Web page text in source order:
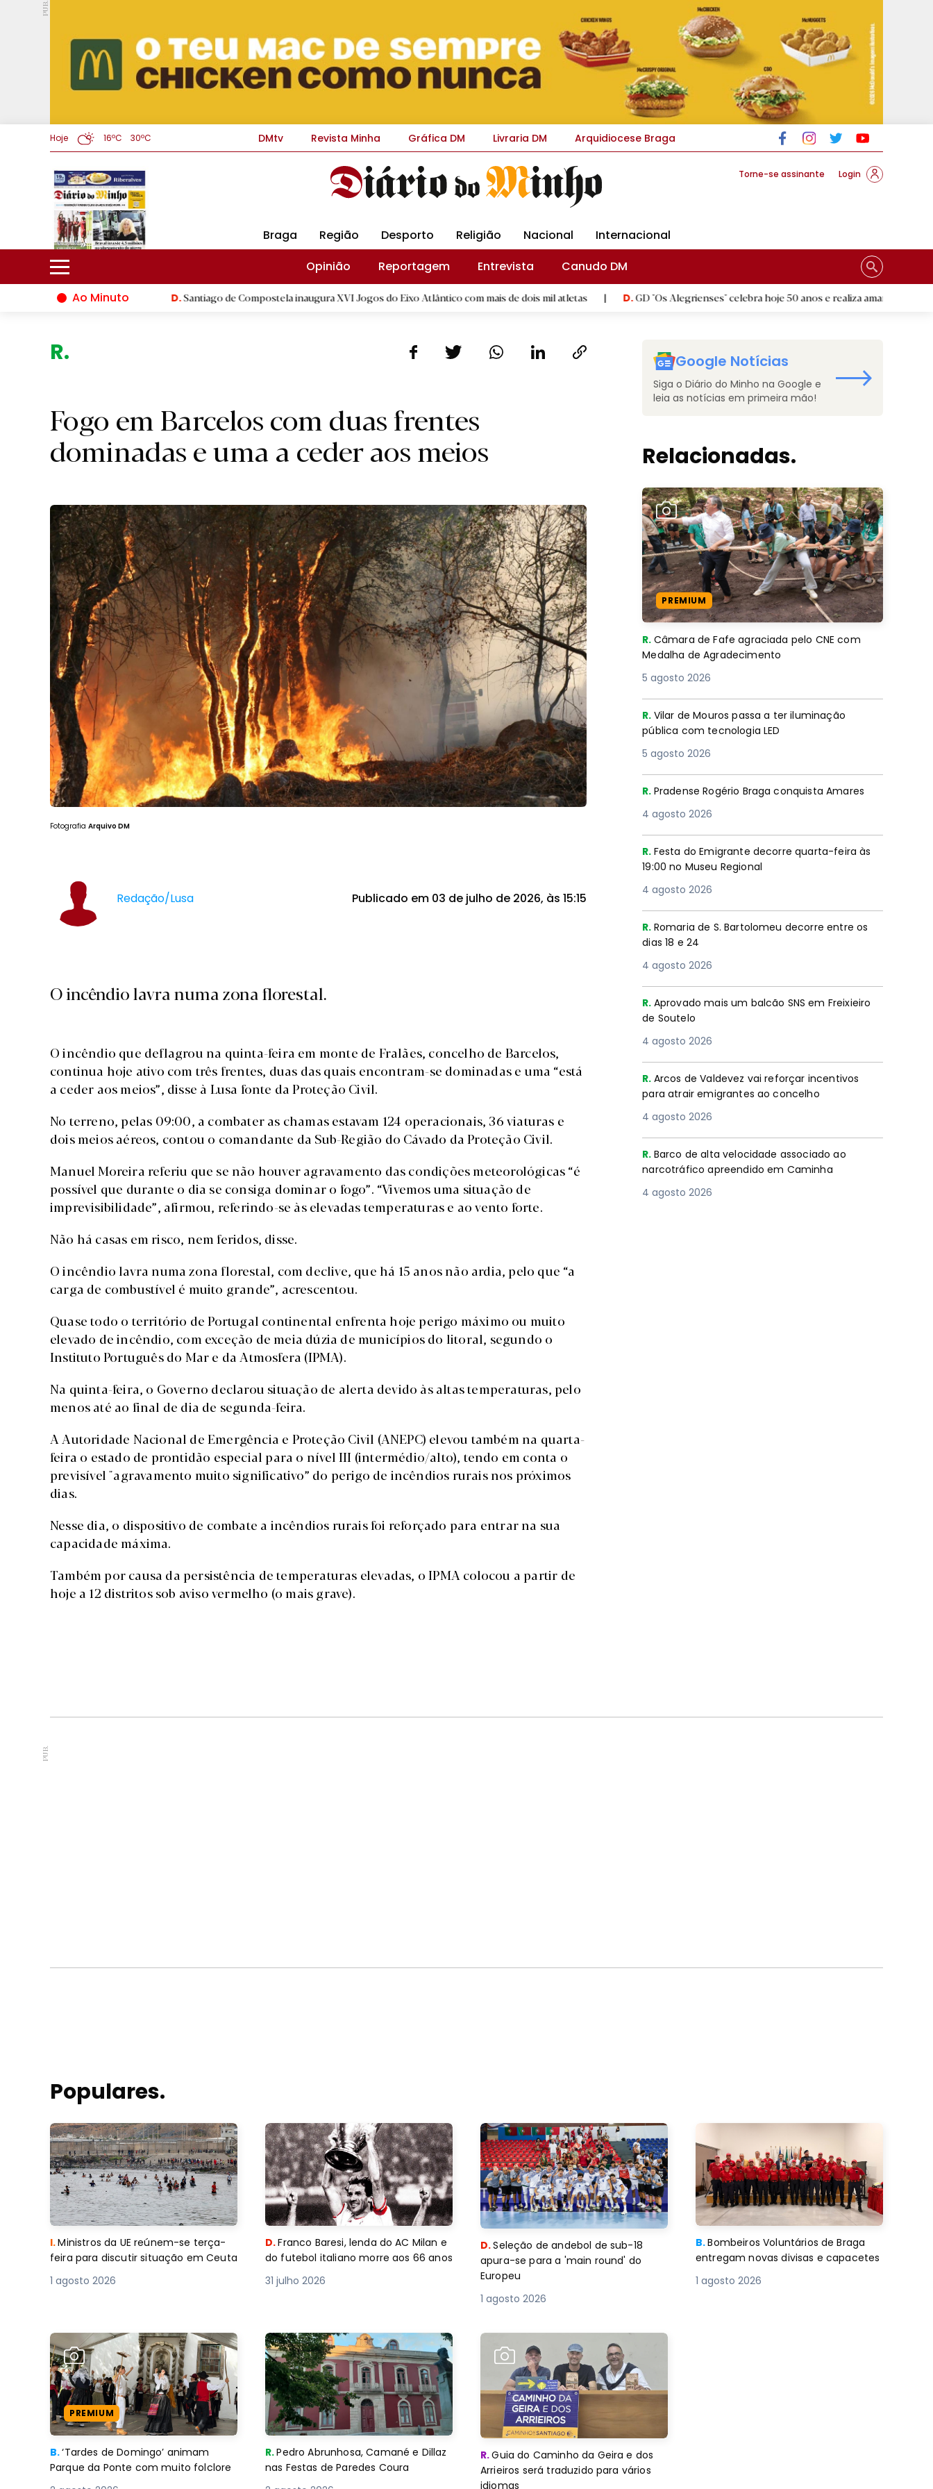
PUB.
Hoje 16ºC 30ºC DMtv Revista Minha Gráfica DM Livraria DM Arquidiocese Braga
Torne-se assinante Login
Braga Região Desporto Religião Nacional
Internacional
Opinião
Reportagem Entrevista
Canudo DM
Ao Minuto
da moda | D.Santiago de Compostela inaugura XVI Jogos do Eixo Atlântico com mais de dois mil atletas | D.GD "Os Alegrienses" celebra hoje 50 anos e realiza amanhã a festa comemorativa
Região.
Fogo em Barcelos com duas frentes
dominadas e uma a ceder aos meios
Fotografia Arquivo DM
Redação/Lusa Publicado em 03 de julho de 2026, às 15:15
O incêndio lavra numa zona florestal.
O incêndio que deflagrou na quinta-feira em monte de Fralães, concelho de Barcelos,
continua hoje ativo com três frentes, duas das quais encontram-se dominadas e uma “está
a ceder aos meios”, disse à Lusa fonte da Proteção Civil.
No terreno, pelas 09:00, a combater as chamas estavam 124 operacionais, 36 viaturas e
dois meios aéreos, contou o comandante da Sub-Região do Cávado da Proteção Civil.
Manuel Moreira referiu que se não houver agravamento das condições meteorológicas “é
possível que durante o dia se consiga dominar o fogo”. “Vivemos uma situação de
imprevisibilidade”, afirmou, referindo-se às elevadas temperaturas e ao vento forte.
Não há casas em risco, nem feridos, disse.
O incêndio lavra numa zona florestal, com declive, que há 15 anos não ardia, pelo que “a
carga de combustível é muito grande”, acrescentou.
Quase todo o território de Portugal continental enfrenta hoje perigo máximo ou muito
elevado de incêndio, com exceção de meia dúzia de municípios do litoral, segundo o
Instituto Português do Mar e da Atmosfera (IPMA).
Na quinta-feira, o Governo declarou situação de alerta devido às altas temperaturas, pelo
menos até ao final de dia de segunda-feira.
A Autoridade Nacional de Emergência e Proteção Civil (ANEPC) elevou também na quarta-
feira o estado de prontidão especial para o nível III (intermédio/alto), tendo em conta o
previsível "agravamento muito significativo” do perigo de incêndios rurais nos próximos
dias.
Nesse dia, o dispositivo de combate a incêndios rurais foi reforçado para entrar na sua
capacidade máxima.
Também por causa da persistência de temperaturas elevadas, o IPMA colocou a partir de
hoje a 12 distritos sob aviso vermelho (o mais grave).
Google Notícias
Siga o Diário do Minho na Google e
leia as notícias em primeira mão!
Relacionadas.
PREMIUM
R. Câmara de Fafe agraciada pelo CNE com
Medalha de Agradecimento
5 agosto 2026
R. Vilar de Mouros passa a ter iluminação
pública com tecnologia LED
5 agosto 2026
R. Pradense Rogério Braga conquista Amares
4 agosto 2026
R. Festa do Emigrante decorre quarta-feira às
19:00 no Museu Regional
4 agosto 2026
R. Romaria de S. Bartolomeu decorre entre os
dias 18 e 24
4 agosto 2026
R. Aprovado mais um balcão SNS em Freixieiro
de Soutelo
4 agosto 2026
R. Arcos de Valdevez vai reforçar incentivos
para atrair emigrantes ao concelho
4 agosto 2026
R. Barco de alta velocidade associado ao
narcotráfico apreendido em Caminha
4 agosto 2026
PUB.
Populares.
I.Ministros da UE reúnem-se terça-
feira para discutir situação em Ceuta
1 agosto 2026
D.Franco Baresi, lenda do AC Milan e
do futebol italiano morre aos 66 anos
31 julho 2026
D.Seleção de andebol de sub-18
apura-se para a 'main round' do
Europeu
1 agosto 2026
B.Bombeiros Voluntários de Braga
entregam novas divisas e capacetes
1 agosto 2026
PREMIUM
B.‘Tardes de Domingo’ animam
Parque da Ponte com muito folclore
R.Pedro Abrunhosa, Camané e Dillaz
nas Festas de Paredes Coura
R.Guia do Caminho da Geira e dos
Arrieiros será traduzido para vários
idiomas